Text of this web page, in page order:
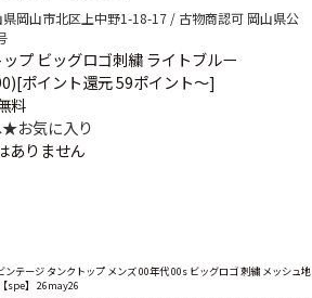
県岡山市北区上中野1-18-17 / 古物商認可 岡山県公
プ ビッグロゴ刺繍 ライトブルー
[ポイント還元 59ポイント～]
料
★お気に入り
ありません
テージ タンクトップ メンズ 00年代 00s ビッグロゴ 刺繍 メッシュ地
spe】 26may26